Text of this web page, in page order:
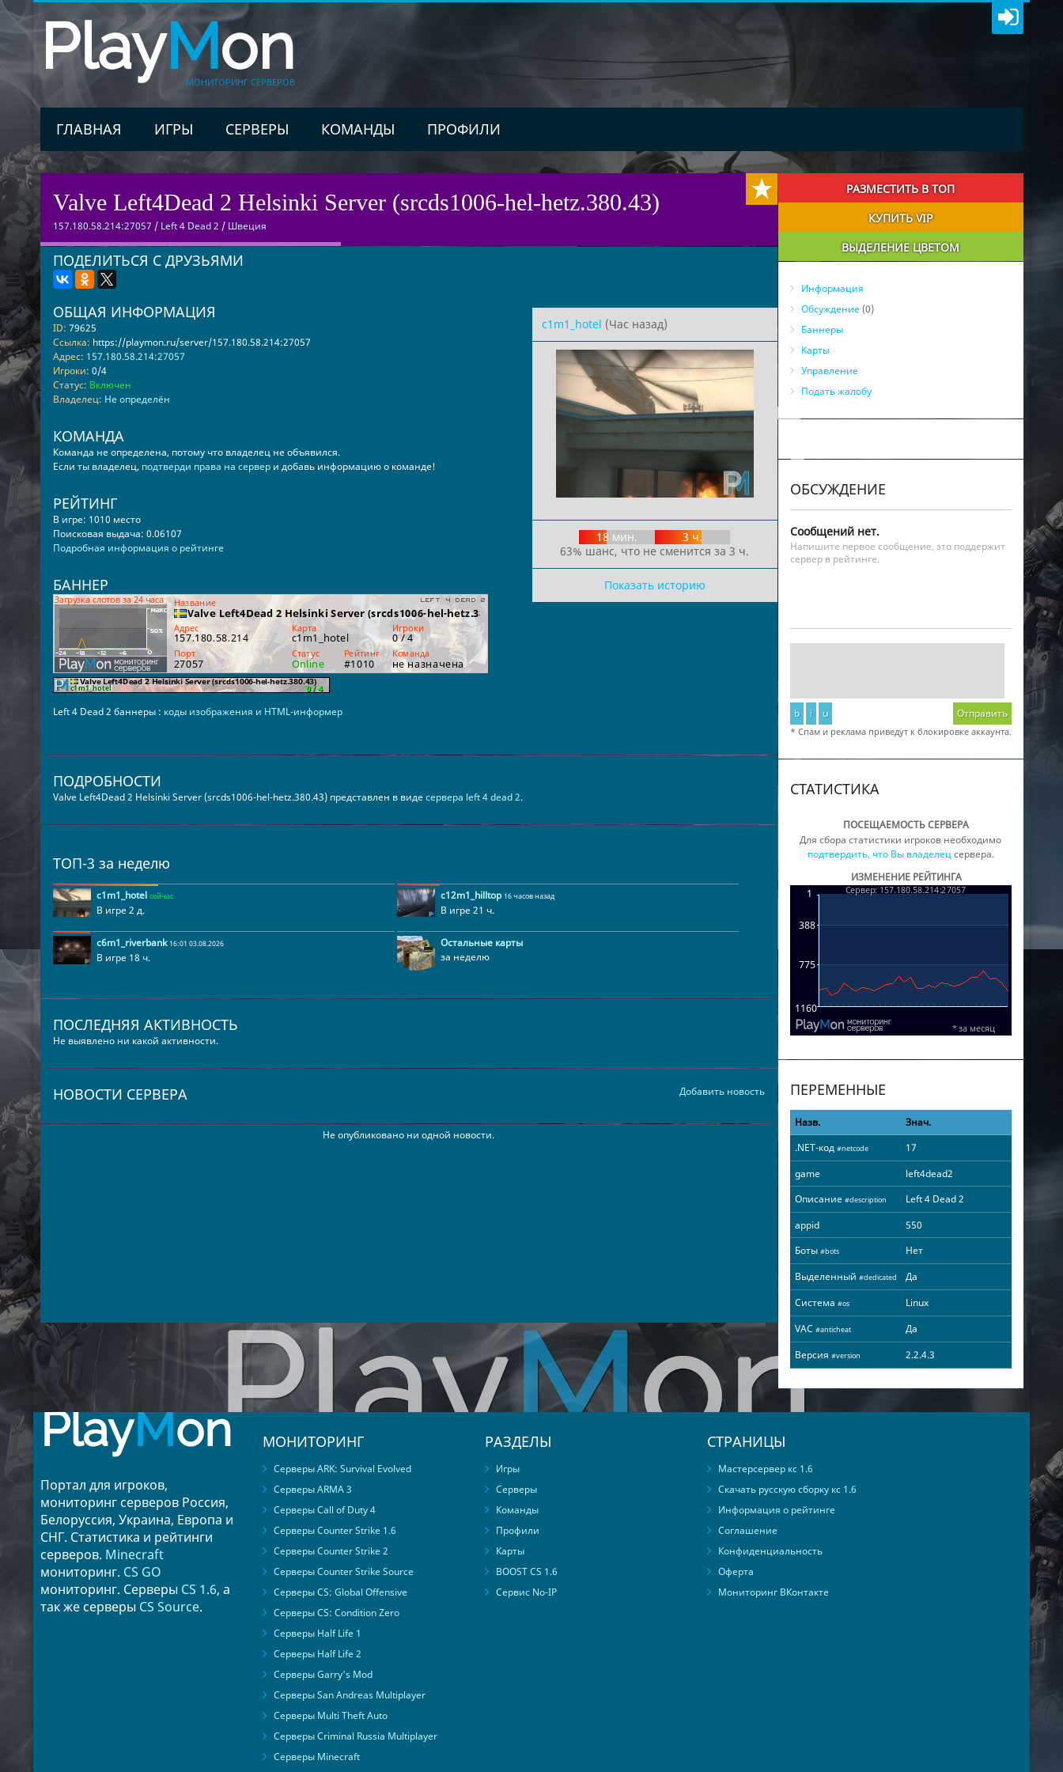
PlayMon
МОНИТОРИНГ СЕРВЕРОВ
ГЛАВНАЯ ИГРЫ СЕРВЕРЫ КОМАНДЫ ПРОФИЛИ
Valve Left4Dead 2 Helsinki Server (srcds1006-hel-hetz.380.43)
157.180.58.214:27057 / Left 4 Dead 2 / Швеция
ПОДЕЛИТЬСЯ С ДРУЗЬЯМИ
c1m1_hotel (Час назад)
18 мин.
3 ч.
63% шанс, что не сменится за 3 ч.
Показать историю
ОБЩАЯ ИНФОРМАЦИЯ
ID: 79625
Ссылка: https://playmon.ru/server/157.180.58.214:27057
Адрес: 157.180.58.214:27057
Игроки: 0/4
Статус: Включен
Владелец: Не определён
КОМАНДА
Команда не определена, потому что владелец не объявился.
Если ты владелец, подтверди права на сервери добавь информацию о команде!
РЕЙТИНГ
В игре: 1010 место
Поисковая выдача: 0.06107
Подробная информация о рейтинге
БАННЕР
Left 4 Dead 2 баннеры : коды изображения и HTML-информер
ПОДРОБНОСТИ
Valve Left4Dead 2 Helsinki Server (srcds1006-hel-hetz.380.43) представлен в видесервера left 4 dead 2.
ТОП-3 за неделю
c1m1_hotel сейчас
В игре 2 д.
c12m1_hilltop 16 часов назад
В игре 21 ч.
c6m1_riverbank 16:01 03.08.2026
В игре 18 ч.
Остальные карты
за неделю
ПОСЛЕДНЯЯ АКТИВНОСТЬ
Не выявлено ни какой активности.
Добавить новость
НОВОСТИ СЕРВЕРА
Не опубликовано ни одной новости.
РАЗМЕСТИТЬ В ТОП
КУПИТЬ VIP
ВЫДЕЛЕНИЕ ЦВЕТОМ
Информация
Обсуждение(0)
Баннеры
Карты
Управление
Подать жалобу
ОБСУЖДЕНИЕ
Сообщений нет.
Напишите первое сообщение, это поддержит
сервер в рейтинге.
b i u Отправить
* Спам и реклама приведут к блокировке аккаунта.
СТАТИСТИКА
ПОСЕЩАЕМОСТЬ СЕРВЕРА
Для сбора статистики игроков необходимо
подтвердить, что Вы владелецсервера.
ИЗМЕНЕНИЕ РЕЙТИНГА
ПЕРЕМЕННЫЕ
Назв.
Знач.
.NET-код #netcode
17
game
left4dead2
Описание #description
Left 4 Dead 2
appid
550
Боты #bots
Нет
Выделенный #dedicated
Да
Система #os
Linux
VAC #anticheat
Да
Версия #version 2.2.4.3
PlayMon
Портал для игроков,
мониторинг серверов Россия,
Белоруссия, Украина, Европа и
СНГ. Статистика и рейтинги
серверов. Minecraft
мониторинг. CS GO
мониторинг. Серверы CS 1.6, а
так же серверы CS Source.
МОНИТОРИНГ
Серверы ARK: Survival Evolved
Серверы ARMA 3
Серверы Call of Duty 4
Серверы Counter Strike 1.6
Серверы Counter Strike 2
Серверы Counter Strike Source
Серверы CS: Global Offensive
Серверы CS: Condition Zero
Серверы Half Life 1
Серверы Half Life 2
Серверы Garry's Mod
Серверы San Andreas Multiplayer
Серверы Multi Theft Auto
Серверы Criminal Russia Multiplayer
Серверы Minecraft
РАЗДЕЛЫ
Игры
Серверы
Команды
Профили
Карты
BOOST CS 1.6
Сервис No-IP
СТРАНИЦЫ
Мастерсервер кс 1.6
Скачать русскую сборку кс 1.6
Информация о рейтинге
Соглашение
Конфиденциальность
Оферта
Мониторинг ВКонтакте